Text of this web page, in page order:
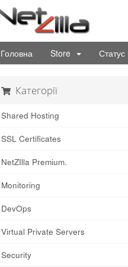
Головна Store
Категорії
Shared Hosting
SSL Certificates
NetZIlla Premium.
Monitoring
DevOps
Virtual Private Servers
Security